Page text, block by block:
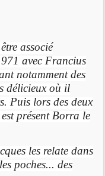
associé
avec Francius
notamment des
délicieux où il
Puis lors des deux
présent Borra le
les relate dans
poches... des